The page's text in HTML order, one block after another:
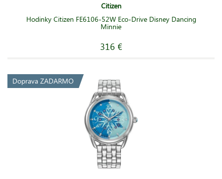
Citizen
Hodinky Citizen FE6106-52W Eco-Drive Disney Dancing
Minnie
316 €
Doprava ZADARMO